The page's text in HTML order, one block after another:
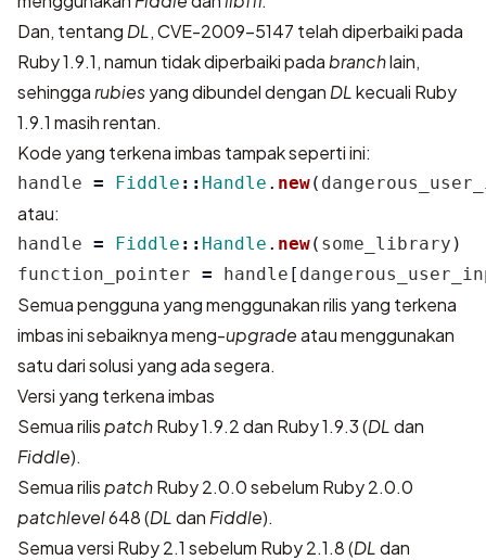
Dan, tentang DL,CVE-2009-5147 telah diperbaiki pada
Ruby 1.9.1, namun tidak diperbaiki padabranchlain,
sehinggarubiesyang dibundel dengan DLkecuali Ruby
1.9.1 masih rentan.
Kode yang terkena imbas tampak seperti ini:
handle = Fiddle :: Handle . new(
atau:
handle = Fiddle :: Handle . new( some_library )
function_pointer = handle [
Semua pengguna yang menggunakan rilis yang terkena
imbas ini sebaiknya meng-upgradeatau menggunakan
satu dari solusi yang ada segera.
Versi yang terkena imbas
Semua rilispatchRuby 1.9.2 dan Ruby 1.9.3 (DLdan
Fiddle).
Semua rilispatchRuby 2.0.0 sebelum Ruby 2.0.0
patchlevel648 (DLdan Fiddle).
Semua versi Ruby 2.1 sebelum Ruby 2.1.8 (DLdan